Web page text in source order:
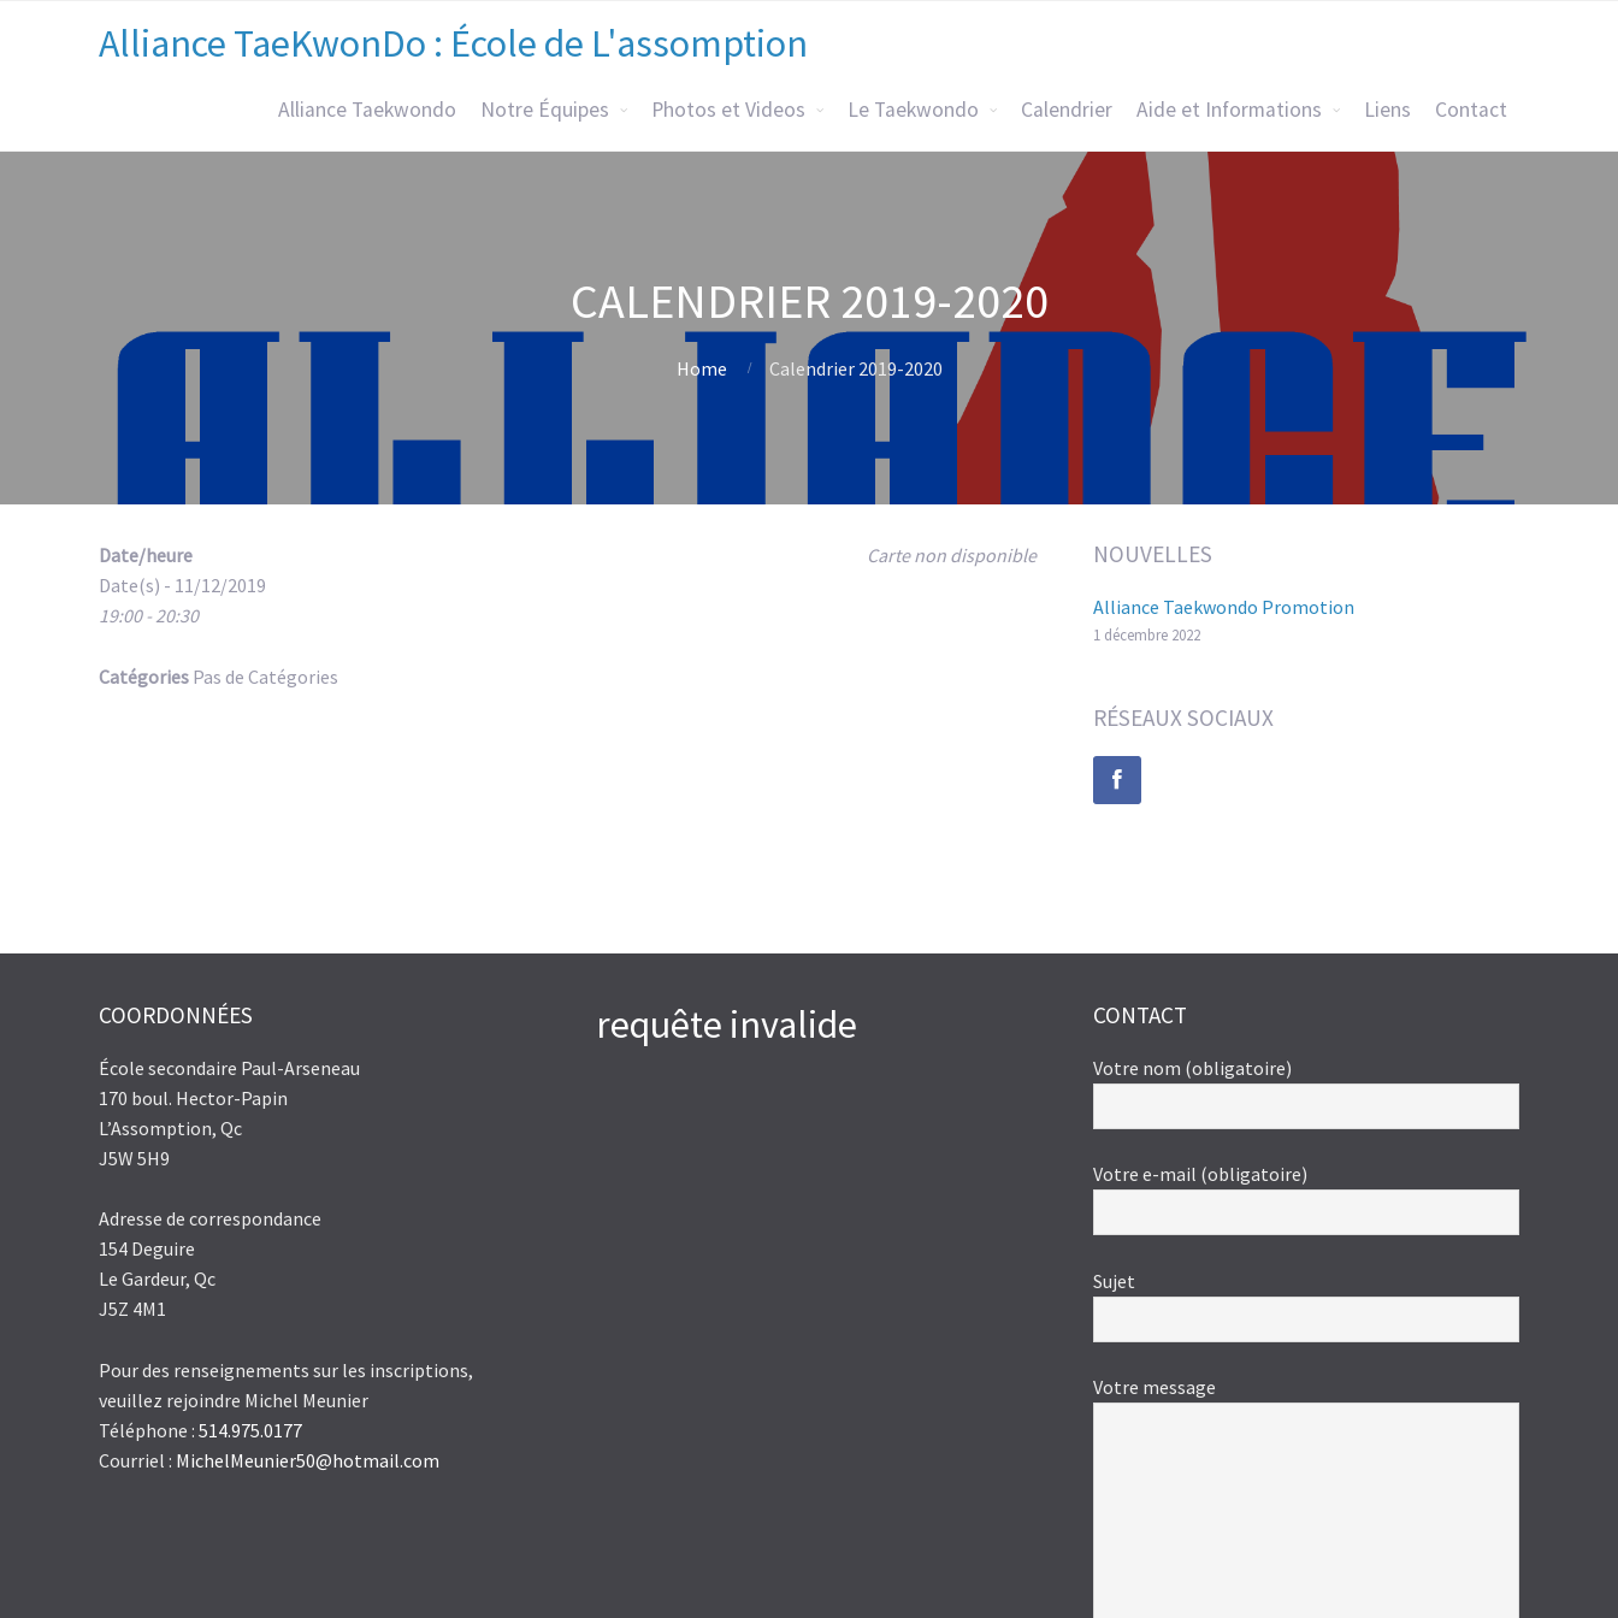
Alliance TaeKwonDo : École de L'assomption
Alliance Taekwondo Notre Équipes Photos et Videos Le Taekwondo Calendrier Aide et Informations Liens Contact
CALENDRIER 2019-2020
Home Calendrier 2019-2020
Carte non disponible
Date/heure
Date(s) - 11/12/2019
19:00 - 20:30
Catégories Pas de Catégories
NOUVELLES
Alliance Taekwondo Promotion
1 décembre 2022
RÉSEAUX SOCIAUX
COORDONNÉES
École secondaire Paul-Arseneau
170 boul. Hector-Papin
L’Assomption, Qc
J5W 5H9
Adresse de correspondance
154 Deguire
Le Gardeur, Qc
J5Z 4M1
Pour des renseignements sur les inscriptions,
veuillez rejoindre Michel Meunier
Téléphone : 514.975.0177
Courriel : MichelMeunier50@hotmail.com
requête invalide CONTACT
Votre nom (obligatoire)
Votre e-mail (obligatoire)
Sujet
Votre message